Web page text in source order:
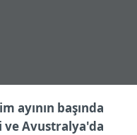
ayının başında
Avustralya'da